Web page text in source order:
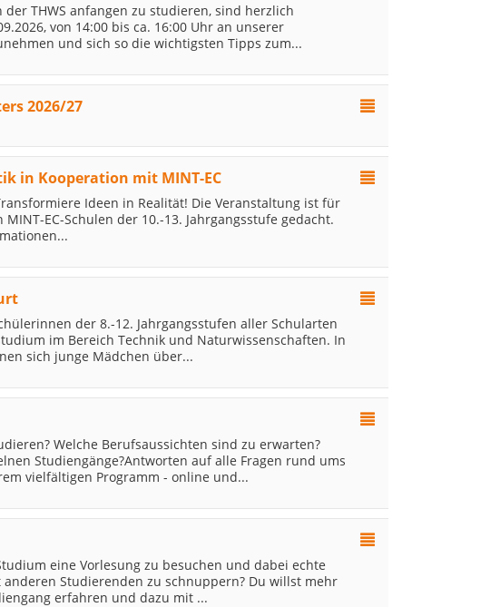
der THWS anfangen zu studieren, sind herzlich
von 14:00 bis ca. 16:00 Uhr an unserer
und sich so die wichtigsten Tipps zum...
2026/27
in Kooperation mit MINT-EC
Ideen in Realität! Die Veranstaltung ist für
EC-Schulen der 10.-13. Jahrgangsstufe gedacht.
der 8.-12. Jahrgangsstufen aller Schularten
im Bereich Technik und Naturwissenschaften. In
sich junge Mädchen über...
Welche Berufsaussichten sind zu erwarten?
Studiengänge?Antworten auf alle Fragen rund ums
vielfältigen Programm - online und...
eine Vorlesung zu besuchen und dabei echte
Studierenden zu schnuppern? Du willst mehr
erfahren und dazu mit ...